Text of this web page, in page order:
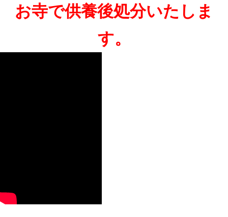
お寺で供養後処分いたしま
す。